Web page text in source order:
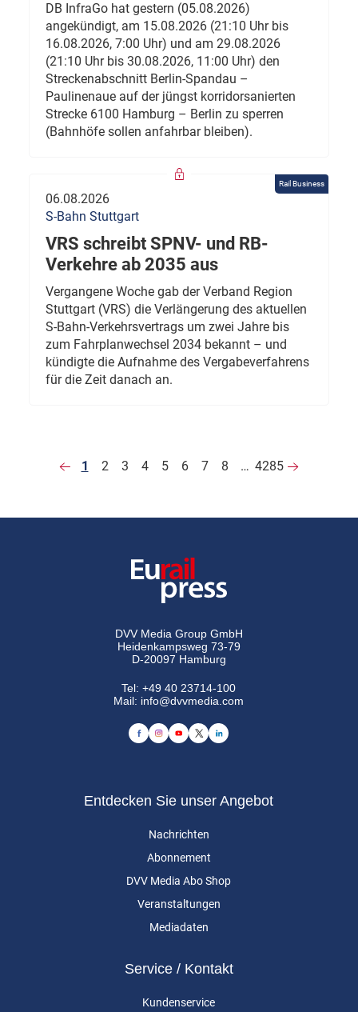
DB InfraGo hat gestern (05.08.2026)
angekündigt, am 15.08.2026 (21:10 Uhr bis
16.08.2026, 7:00 Uhr) und am 29.08.2026
(21:10 Uhr bis 30.08.2026, 11:00 Uhr) den
Streckenabschnitt Berlin-Spandau –
Paulinenaue auf der jüngst korridorsanierten
Strecke 6100 Hamburg – Berlin zu sperren
(Bahnhöfe sollen anfahrbar bleiben).
Rail Business
06.08.2026
S-Bahn Stuttgart
VRS schreibt SPNV- und RB-
Verkehre ab 2035 aus
Vergangene Woche gab der Verband Region
Stuttgart (VRS) die Verlängerung des aktuellen
S-Bahn-Verkehrsvertrags um zwei Jahre bis
zum Fahrplanwechsel 2034 bekannt – und
kündigte die Aufnahme des Vergabeverfahrens
für die Zeit danach an.
1 2 3 4 5 6 7 8 … 4285
DVV Media Group GmbH
Heidenkampsweg 73-79
D-20097 Hamburg
Tel:+49 40 23714-100
Mail: info@dvvmedia.com
Entdecken Sie unser Angebot
Nachrichten
Abonnement
DVV Media Abo Shop
Veranstaltungen
Mediadaten
Service / Kontakt
Kundenservice